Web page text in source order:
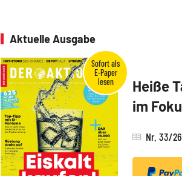
Aktuelle Ausgabe
Heiße
im
Nr. 33/26